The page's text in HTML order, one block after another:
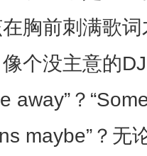
胸前刺满歌
个没主意的
away”？
maybe”？无